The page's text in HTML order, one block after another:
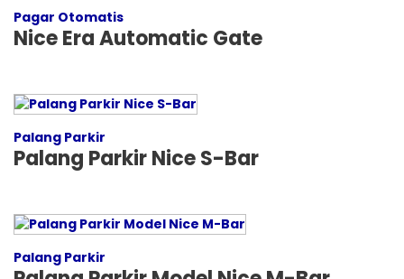
Pagar Otomatis
Nice Era Automatic Gate
Palang Parkir
Palang Parkir Nice S-Bar
Palang Parkir